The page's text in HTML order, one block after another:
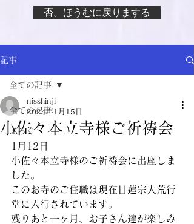
否。ほうむに戻りまする
記事
全ての記事
ぶろぐ
全ての記事
小佐々本立寺様ご祈祷会
nisshinji
2024年1月15日
1月12日
小佐々本立寺様のご祈祷会に出座しま
した。
このお寺のご住職は現在日蓮宗大荒行
堂に入行されています。
残りあと一ヶ月、お子さん達が楽しみ